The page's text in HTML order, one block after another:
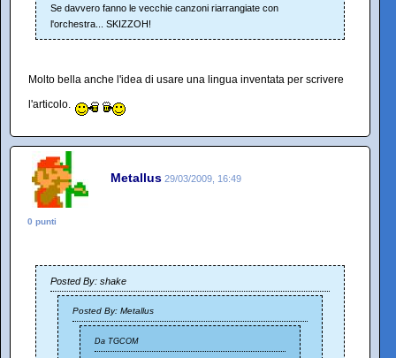
Se davvero fanno le vecchie canzoni riarrangiate con
l'orchestra... SKIZZOH!
Molto bella anche l'idea di usare una lingua inventata per scrivere
l'articolo.
Metallus 29/03/2009, 16:49
0 punti
Posted By: shake
Posted By: Metallus
Da TGCOM